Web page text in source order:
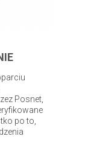
Posnet,
po to,